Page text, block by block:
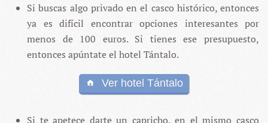
Si buscas algo privado en el casco histórico, entonces
ya es difícil encontrar opciones interesantes por
menos de 100 euros. Si tienes ese presupuesto,
entonces apúntate el hotel Tántalo.
Ver hotel Tántalo
Si te apetece darte un capricho, en el mismo casco